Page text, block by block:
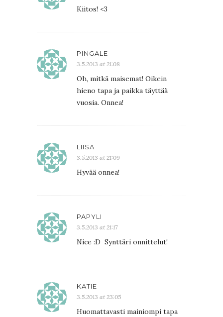
Kiitos! <3
PINGALE
3.5.2013 at 21:08
Oh, mitkä maisemat! Oikein
hieno tapa ja paikka täyttää
vuosia. Onnea!
LIISA
3.5.2013 at 21:09
Hyvää onnea!
PAPYLI
3.5.2013 at 21:17
Nice :D Synttäri onnittelut!
KATIE
3.5.2013 at 23:05
Huomattavasti mainiompi tapa